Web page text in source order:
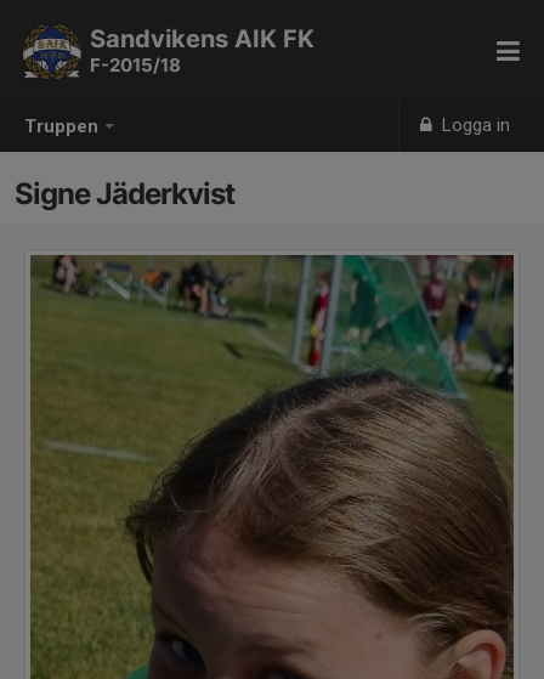
Truppen Logga in
Sandvikens AIK FK
F-2015/18
Signe Jäderkvist